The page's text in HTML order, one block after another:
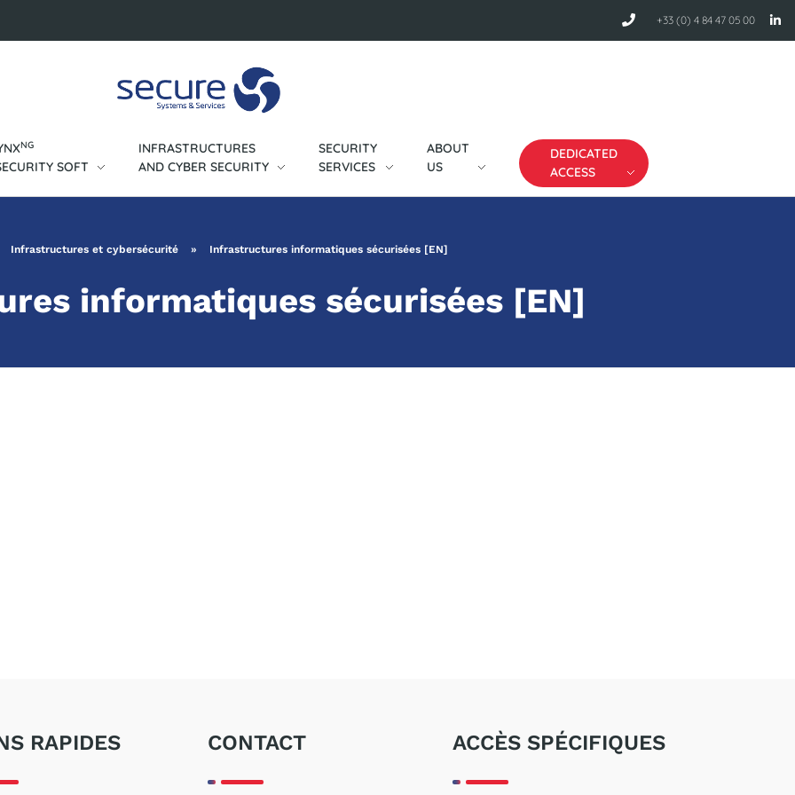
+33 (0) 4 84 47 05 00
NG
SOFT
INFRASTRUCTURES
AND CYBER SECURITY
SECURITY
SERVICES
ABOUT
US
DEDICATED
ACCESS
Infrastructures et cybersécurité » Infrastructures informatiques sécurisées [EN]
informatiques sécurisées [EN]
RAPIDES CONTACT ACCÈS SPÉCIFIQUES